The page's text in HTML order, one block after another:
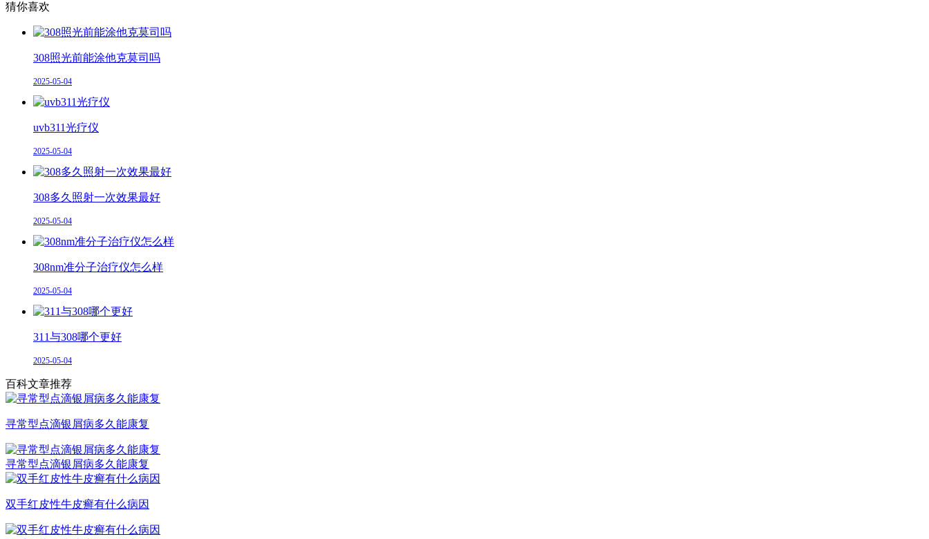
猜你喜欢
308照光前能涂他克莫司吗
2025-05-04
uvb311光疗仪
2025-05-04
308多久照射一次效果最好
2025-05-04
308nm准分子治疗仪怎么样
2025-05-04
311与308哪个更好
2025-05-04
百科文章推荐
寻常型点滴银屑病多久能康复
寻常型点滴银屑病多久能康复
双手红皮性牛皮癣有什么病因